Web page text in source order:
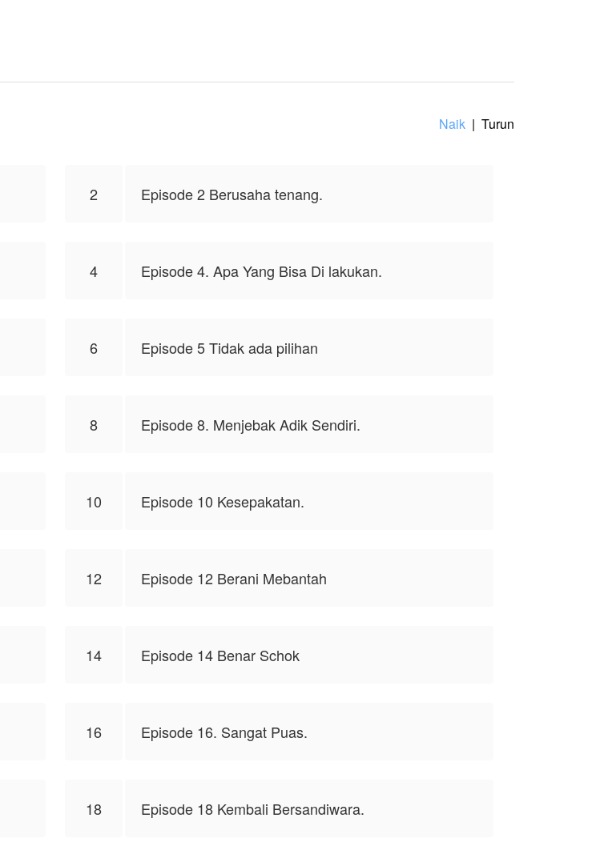
Kelly.
Naik | Turun
2 Episode 2 Berusaha tenang.
4 Episode 4. Apa Yang Bisa Di lakukan.
6 Episode 5 Tidak ada pilihan
8 Episode 8. Menjebak Adik Sendiri.
10 Episode 10 Kesepakatan.
12 Episode 12 Berani Mebantah
14 Episode 14 Benar Schok
16 Episode 16. Sangat Puas.
18 Episode 18 Kembali Bersandiwara.